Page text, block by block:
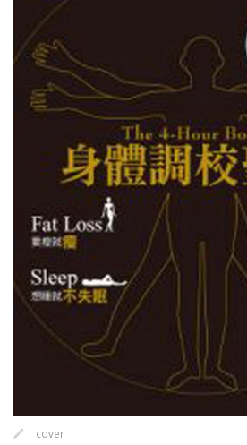
cover